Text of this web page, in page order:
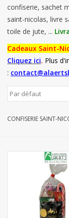
Boissons
Biscuits apéritifs /
Botanicals
Bonbons pour la
Rouleaux de caisse
Produits d'hygiène
Cadeaux d'entreprise
Machines à café
confiserie, sachet
saint-nicolas, livre
toile de jute, ...
Cadeaux Saint-
Cliquez ici. Plus
:
CONFISERIE SAINT-